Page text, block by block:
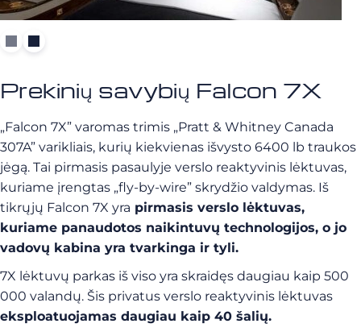
Prekinių savybių Falcon 7X
„Falcon 7X” varomas trimis „Pratt & Whitney Canada
307A” varikliais, kurių kiekvienas išvysto 6400 lb traukos
jėgą. Tai pirmasis pasaulyje verslo reaktyvinis lėktuvas,
kuriame įrengtas „fly-by-wire” skrydžio valdymas. Iš
tikrųjų Falcon 7X yra pirmasis verslo lėktuvas,
kuriame panaudotos naikintuvų technologijos, o jo
vadovų kabina yra tvarkinga ir tyli.
7X lėktuvų parkas iš viso yra skraidęs daugiau kaip 500
000 valandų. Šis privatus verslo reaktyvinis lėktuvas
eksploatuojamas daugiau kaip 40 šalių.